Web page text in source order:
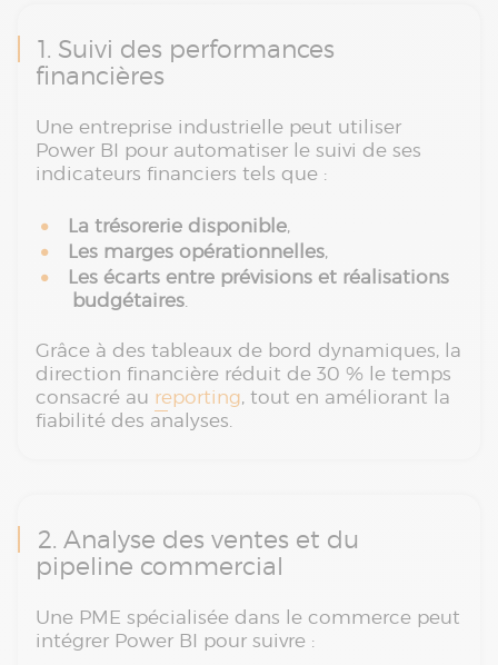
1. Suivi des performances
financières
Une entreprise industrielle peut utiliser
Power BI pour automatiser le suivi de ses
indicateurs financiers tels que :
La trésorerie disponible,
Les marges opérationnelles,
Les écarts entre prévisions et réalisations
budgétaires.
Grâce à des tableaux de bord dynamiques, la
direction financière réduit de 30 % le temps
consacré au reporting, tout en améliorant la
fiabilité des analyses.
2. Analyse des ventes et du
pipeline commercial
Une PME spécialisée dans le commerce peut
intégrer Power BI pour suivre :